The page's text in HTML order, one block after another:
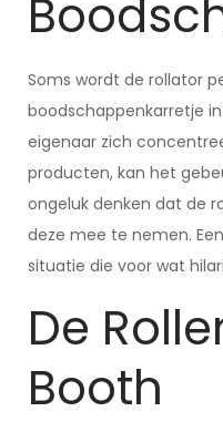
Soms wordt de rollator
boodschappenkarretje
eigenaar zich
producten, kan het
ongeluk denken dat de
deze mee te nemen.
situatie die voor wat
De
Booth